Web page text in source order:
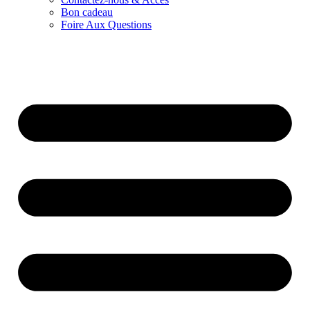
Bon cadeau
Foire Aux Questions